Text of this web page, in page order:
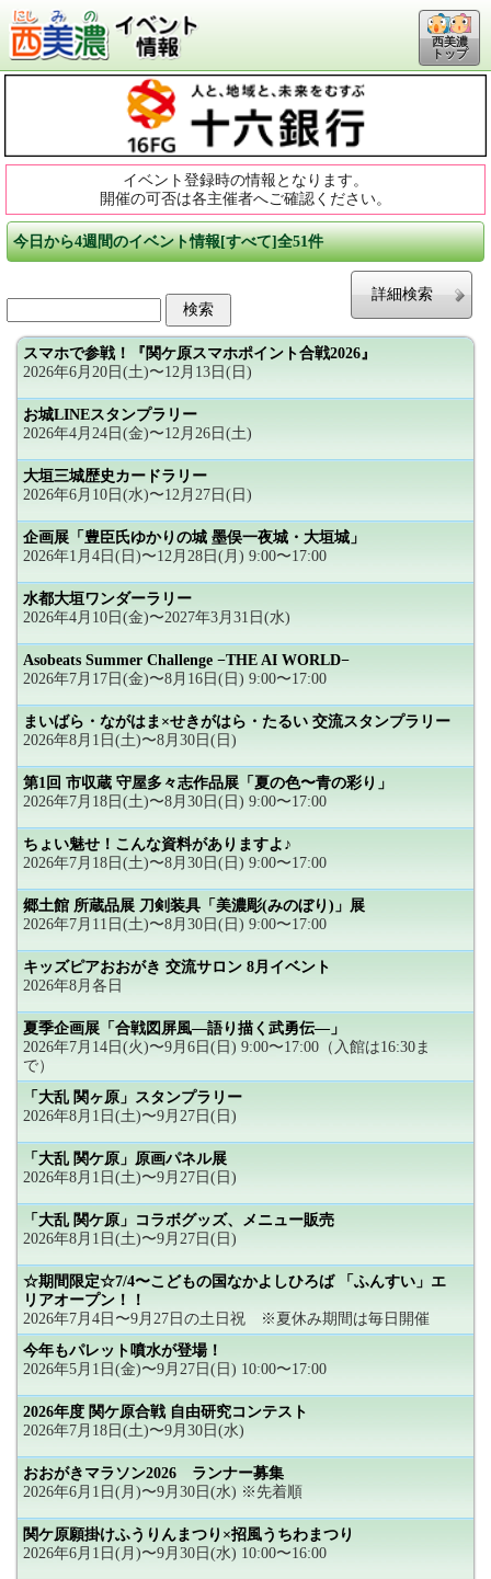
西美濃
トップ
イベント登録時の情報となります。
開催の可否は各主催者へご確認ください。
今日から4週間のイベント情報[すべて]全51件
詳細検索
スマホで参戦！『関ケ原スマホポイント合戦2026』
2026年6月20日(土)〜12月13日(日)
お城LINEスタンプラリー
2026年4月24日(金)〜12月26日(土)
大垣三城歴史カードラリー
2026年6月10日(水)〜12月27日(日)
企画展「豊臣氏ゆかりの城 墨俣一夜城・大垣城」
2026年1月4日(日)〜12月28日(月) 9:00〜17:00
水都大垣ワンダーラリー
2026年4月10日(金)〜2027年3月31日(水)
Asobeats Summer Challenge −THE AI WORLD−
2026年7月17日(金)〜8月16日(日) 9:00〜17:00
まいばら・ながはま×せきがはら・たるい 交流スタンプラリー
2026年8月1日(土)〜8月30日(日)
第1回 市収蔵 守屋多々志作品展「夏の色〜青の彩り」
2026年7月18日(土)〜8月30日(日) 9:00〜17:00
ちょい魅せ！こんな資料がありますよ♪
2026年7月18日(土)〜8月30日(日) 9:00〜17:00
郷土館 所蔵品展 刀剣装具「美濃彫(みのぼり)」展
2026年7月11日(土)〜8月30日(日) 9:00〜17:00
キッズピアおおがき 交流サロン 8月イベント
2026年8月各日
夏季企画展「合戦図屏風―語り描く武勇伝―」
2026年7月14日(火)〜9月6日(日) 9:00〜17:00（入館は16:30ま
で）
「大乱 関ヶ原」スタンプラリー
2026年8月1日(土)〜9月27日(日)
「大乱 関ケ原」原画パネル展
2026年8月1日(土)〜9月27日(日)
「大乱 関ケ原」コラボグッズ、メニュー販売
2026年8月1日(土)〜9月27日(日)
☆期間限定☆7/4〜こどもの国なかよしひろば 「ふんすい」エ
リアオープン！！
2026年7月4日〜9月27日の土日祝 ※夏休み期間は毎日開催
今年もパレット噴水が登場！
2026年5月1日(金)〜9月27日(日) 10:00〜17:00
2026年度 関ケ原合戦 自由研究コンテスト
2026年7月18日(土)〜9月30日(水)
おおがきマラソン2026 ランナー募集
2026年6月1日(月)〜9月30日(水) ※先着順
関ケ原願掛けふうりんまつり×招風うちわまつり
2026年6月1日(月)〜9月30日(水) 10:00〜16:00